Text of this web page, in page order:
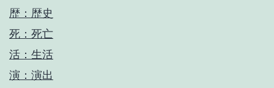
歴：歴史
死：死亡
活：生活
演：演出